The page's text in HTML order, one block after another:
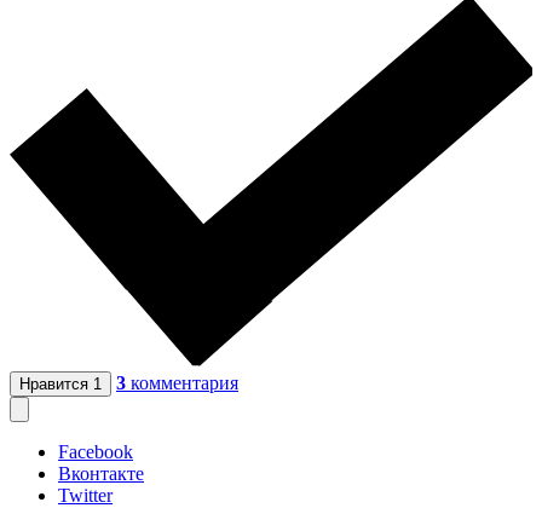
Нравится 1 3 комментария
Facebook
Вконтакте
Twitter